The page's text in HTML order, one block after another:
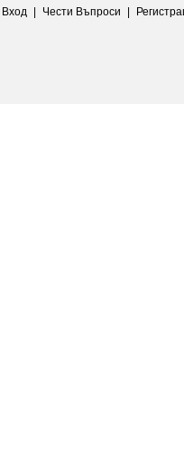
Вход | Чести Въпроси |